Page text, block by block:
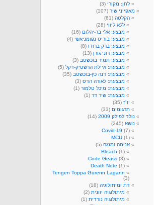
לחן: מקורי (3)
מאפייני שיר (107)
הקלטה (61)
ללא ליווי (28)
מבצע: אלי בר-יהלום (16)
מבצע: בוריס נפומניאשי (4)
מבצע: ברק ברודו (8)
מבצע: רוני גורן (13)
מבצע: תמיר בוכשטב (3)
מבצעת: איילת הרשטיק-דקל (5)
מבצעת: דנה כץ-בוכשטב (35)
מבצעת: לאורה הדס (3)
מבצעת: מיכל טלמור (1)
מבצעת: שיר דר (1)
יו"ז (35)
תרגומים (33)
נולד לפילק 2009
(14)
נושא (245)
Covid-19 (7)
MCU (1)
אנימה ומנגה (5)
Bleach (1)
Code Geass (3)
Death Note (1)
Tengen Toppa Gurenn Lagann
(3)
דת ומיתולוגיה (18)
מיתולוגיה יוונית (2)
מיתולוגיה נורדית (1)